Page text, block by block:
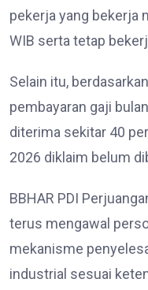
pekerja yang bekerja
WIB serta tetap
Selain itu,
pembayaran gaji
diterima sekitar 40
2026 diklaim belum
BBHAR PDI
terus mengawal
mekanisme
industrial sesuai